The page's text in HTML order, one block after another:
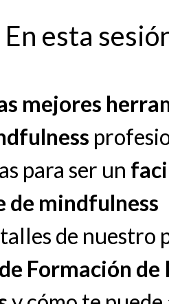
En esta
mejores
para ser un
de mindfulness
de nuestro
Formación